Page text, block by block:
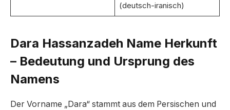
(deutsch-iranisch)
Dara Hassanzadeh Name Herkunft
– Bedeutung und Ursprung des
Namens
Der Vorname „Dara“ stammt aus dem Persischen und